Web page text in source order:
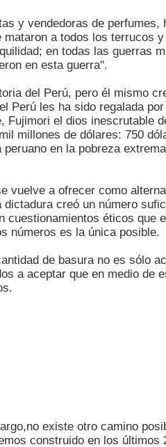
y vendedoras de perfumes,
a todos los terrucos
en todas las guerras
en esta guerra".
del Perú, pero él mismo
Perú les ha sido regalada
Fujimori el dios inescrutable
millones de dólares: 750
en la pobreza
vuelve a ofrecer como
creó un número
cuestionamientos éticos que
números es la única posible.
de basura no es sólo
a aceptar que en medio de
existe otro camino
construido en los últimos